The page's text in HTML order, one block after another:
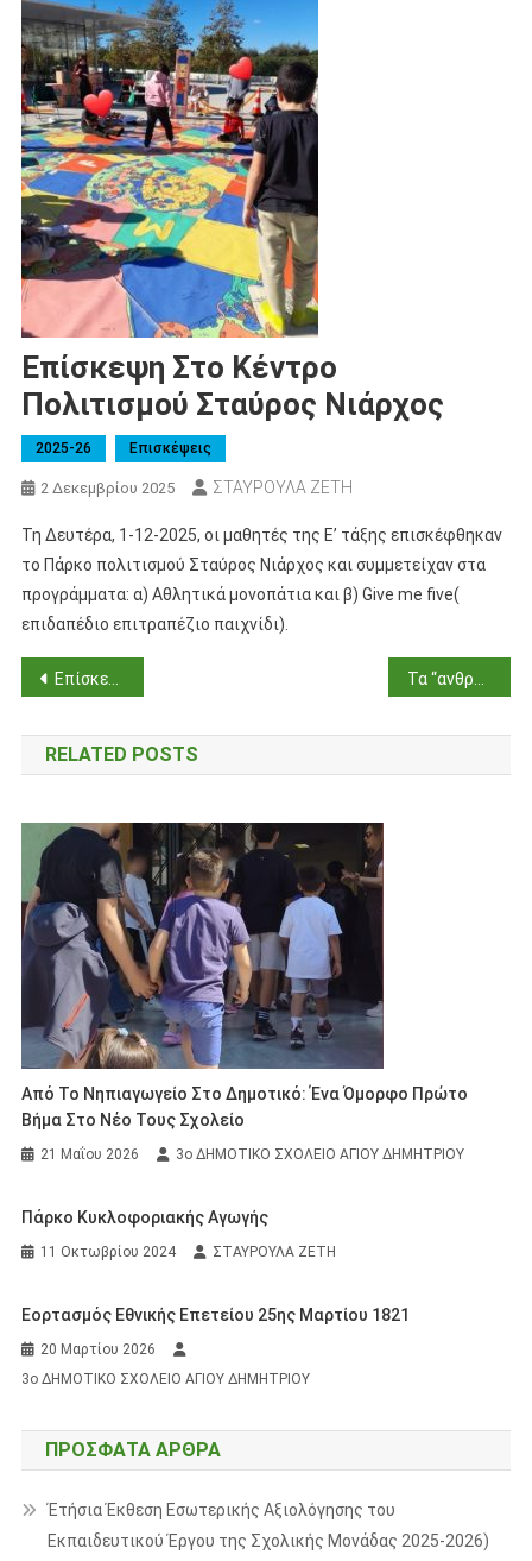
Επίσκεψη Στο Κέντρο
Πολιτισμού Σταύρος Νιάρχος
2025-26 Επισκέψεις
2 Δεκεμβρίου 2025 ΣΤΑΥΡΟΥΛΑ ΖΕΤΗ
Τη Δευτέρα, 1-12-2025, οι μαθητές της Ε’ τάξης επισκέφθηκαν
το Πάρκο πολιτισμού Σταύρος Νιάρχος και συμμετείχαν στα
προγράμματα: α) Αθλητικά μονοπάτια και β) Give me five(
επιδαπέδιο επιτραπέζιο παιχνίδι).
Πλοήγηση
άρθρων
Επίσκεψη στο Κέντρο Πολιτισμού Σταύρος Νιάρχος Τα “ανθρωπάκια” του Γιάννη Γαΐτη
RELATED POSTS
Από Το Νηπιαγωγείο Στο Δημοτικό: Ένα Όμορφο Πρώτο
Βήμα Στο Νέο Τους Σχολείο
21 Μαΐου 2026 3ο ΔΗΜΟΤΙΚΟ ΣΧΟΛΕΙΟ ΑΓΙΟΥ ΔΗΜΗΤΡΙΟΥ
Πάρκο Κυκλοφοριακής Αγωγής
11 Οκτωβρίου 2024 ΣΤΑΥΡΟΥΛΑ ΖΕΤΗ
Εορτασμός Εθνικής Επετείου 25ης Μαρτίου 1821
20 Μαρτίου 2026
3ο ΔΗΜΟΤΙΚΟ ΣΧΟΛΕΙΟ ΑΓΙΟΥ ΔΗΜΗΤΡΙΟΥ
ΠΡΌΣΦΑΤΑ ΆΡΘΡΑ
Έτήσια Έκθεση Εσωτερικής Αξιολόγησης του
Εκπαιδευτικού Έργου της Σχολικής Μονάδας 2025-2026)